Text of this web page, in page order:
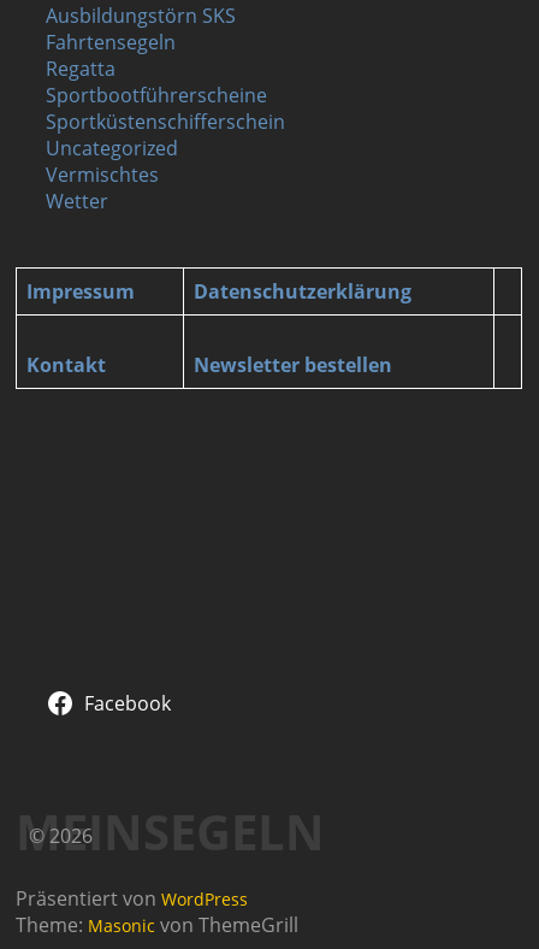
Ausbildungstörn SKS
Fahrtensegeln
Regatta
Sportbootführerscheine
Sportküstenschifferschein
Uncategorized
Vermischtes
Wetter
Impressum Datenschutzerklärung
Kontakt Newsletter bestellen
Facebook
MEINSEGELN
© 2026
Präsentiert vonWordPress
Theme: Masonic von ThemeGrill